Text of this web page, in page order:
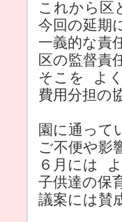
これから区
今回の延期
一義的な責
区の監督
そこを よ
費用分担の
園に通って
ご不便や影
６月には
子供達の保
議案には賛